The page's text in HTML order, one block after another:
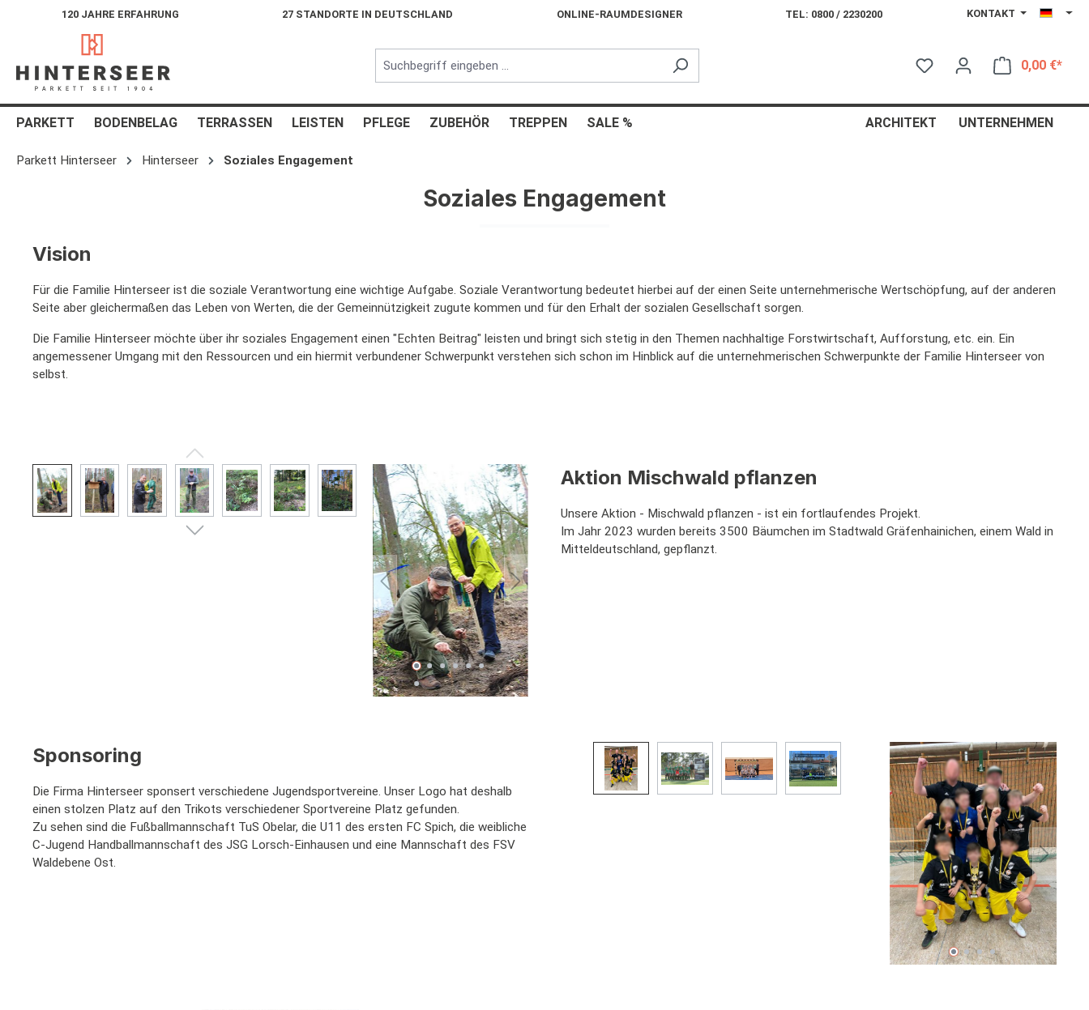
Zur Hauptnavigation springen
120 JAHRE ERFAHRUNG 27 STANDORTE IN DEUTSCHLAND ONLINE-RAUMDESIGNER TEL: 0800 / 2230200 KONTAKT
0,00 €*
PARKETT BODENBELAG TERRASSEN LEISTEN PFLEGE ZUBEHÖR TREPPEN SALE % ARCHITEKT UNTERNEHMEN
Parkett Hinterseer Hinterseer Soziales Engagement
Soziales Engagement
Vision
Für die Familie Hinterseer ist die soziale Verantwortung eine wichtige Aufgabe. Soziale Verantwortung bedeutet hierbei auf der einen Seite unternehmerische Wertschöpfung, auf der anderen
Seite aber gleichermaßen das Leben von Werten, die der Gemeinnützigkeit zugute kommen und für den Erhalt der sozialen Gesellschaft sorgen.
Die Familie Hinterseer möchte über ihr soziales Engagement einen "Echten Beitrag" leisten und bringt sich stetig in den Themen nachhaltige Forstwirtschaft, Aufforstung, etc. ein. Ein
angemessener Umgang mit den Ressourcen und ein hiermit verbundener Schwerpunkt verstehen sich schon im Hinblick auf die unternehmerischen Schwerpunkte der Familie Hinterseer von
selbst.
Bildergalerie überspringen Aktion Mischwald pflanzen
Unsere Aktion - Mischwald pflanzen - ist ein fortlaufendes Projekt.
Im Jahr 2023 wurden bereits 3500 Bäumchen im Stadtwald Gräfenhainichen, einem Wald in
Mitteldeutschland, gepflanzt.
Sponsoring
Die Firma Hinterseer sponsert verschiedene Jugendsportvereine. Unser Logo hat deshalb
einen stolzen Platz auf den Trikots verschiedener Sportvereine Platz gefunden.
Zu sehen sind die Fußballmannschaft TuS Obelar, die U11 des ersten FC Spich, die weibliche
C-Jugend Handballmannschaft des JSG Lorsch-Einhausen und eine Mannschaft des FSV
Waldebene Ost.
Bildergalerie überspringen